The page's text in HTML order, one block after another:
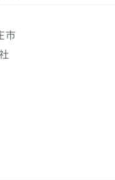
市